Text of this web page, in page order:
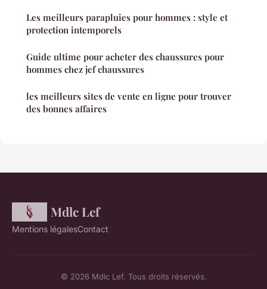
Les meilleurs parapluies pour hommes : style et
protection intemporels
Guide ultime pour acheter des chaussures pour
hommes chez jef chaussures
les meilleurs sites de vente en ligne pour trouver
des bonnes affaires
Mdlc Lef
Mentions légalesContact
© 2026 Mdlc Lef. Tous droits réservés.